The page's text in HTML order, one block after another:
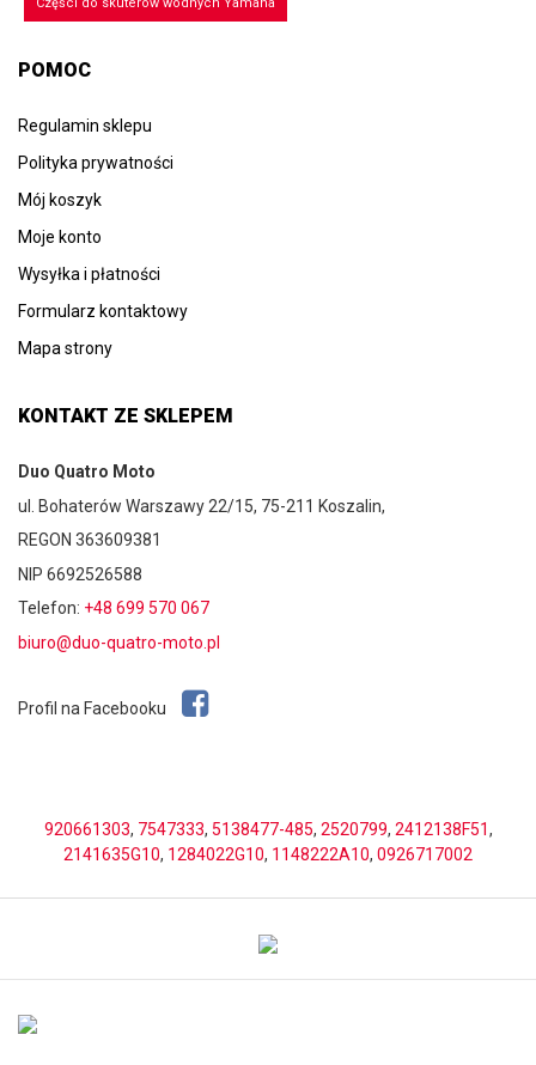
POMOC
Regulamin sklepu
Polityka prywatności
Mój koszyk
Moje konto
Wysyłka i płatności
Formularz kontaktowy
Mapa strony
KONTAKT ZE SKLEPEM
Duo Quatro Moto
ul. Bohaterów Warszawy 22/15, 75-211 Koszalin,
REGON 363609381
NIP 6692526588
Telefon: +48 699 570 067
biuro@duo-quatro-moto.pl
Profil na Facebooku
920661303, 7547333, 5138477-485, 2520799, 2412138F51,
2141635G10, 1284022G10, 1148222A10, 0926717002